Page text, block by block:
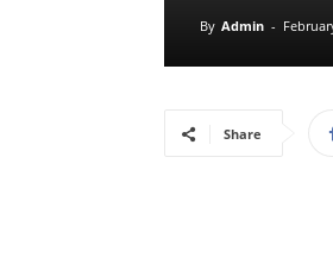
By Admin -
Share